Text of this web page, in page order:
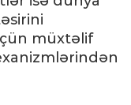
müxtəlif